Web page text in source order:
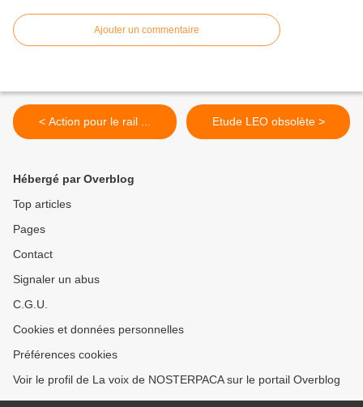
Ajouter un commentaire
< Action pour le rail ... Etude LEO obsolète >
Hébergé par Overblog
Top articles
Pages
Contact
Signaler un abus
C.G.U.
Cookies et données personnelles
Préférences cookies
Voir le profil de La voix de NOSTERPACA sur le portail Overblog